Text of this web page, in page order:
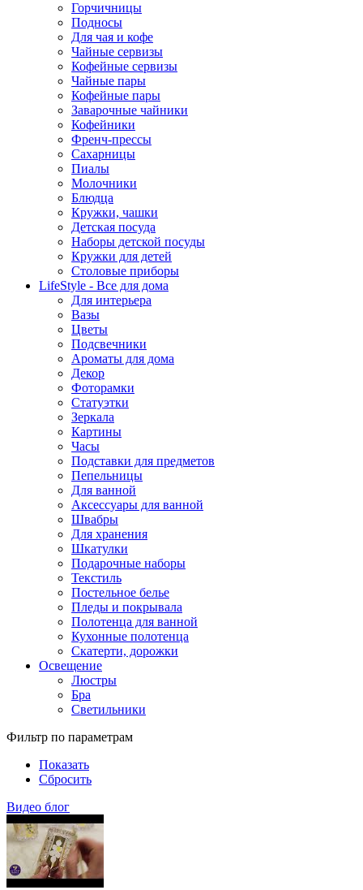
Горчичницы
Подносы
Для чая и кофе
Чайные сервизы
Кофейные сервизы
Чайные пары
Кофейные пары
Заварочные чайники
Кофейники
Френч-прессы
Сахарницы
Пиалы
Молочники
Блюдца
Кружки, чашки
Детская посуда
Наборы детской посуды
Кружки для детей
Столовые приборы
LifeStyle - Все для дома
Для интерьера
Вазы
Цветы
Подсвечники
Ароматы для дома
Декор
Фоторамки
Статуэтки
Зеркала
Картины
Часы
Подставки для предметов
Пепельницы
Для ванной
Аксессуары для ванной
Швабры
Для хранения
Шкатулки
Подарочные наборы
Текстиль
Постельное белье
Пледы и покрывала
Полотенца для ванной
Кухонные полотенца
Скатерти, дорожки
Освещение
Люстры
Бра
Светильники
Фильтр по параметрам
Показать
Сбросить
Видео блог